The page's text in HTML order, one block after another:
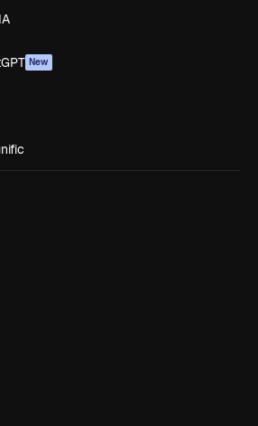
New